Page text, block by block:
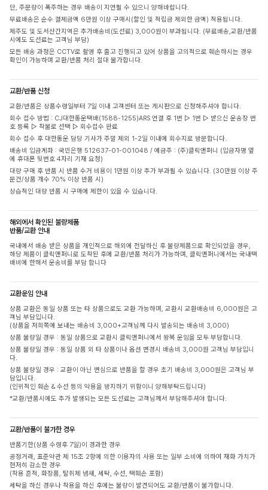
단, 주문량이 폭주하는 경우 배송이 지연될 수 있으니 양해바랍니다.
무료배송은 순수 결제금액 6만원 이상 구매시(할인 및 적립금 제외한 금액) 적용됩니다.
제주도 및 도서산간지역은 추가배송비(도선료) 3,000원이 부과됩니다. (무료배송,교환/반품
시에도 도선료는 고객님 부담)
모든 배송 과정은 CCTV로 촬영 후 출고 진행되고 있어 상품을 고의적으로 훼손하시는 경우
확인이 가능하며 교환/반품 처리 절대 불가합니다.
교환/반품 신청
교환/반품은 상품수령일부터 7일 이내 고객센터 또는 게시판으로 신청해주셔야 합니다.
회수 접수 방법 : CJ대한통운택배(1588-1255)ARS 연결 후 1번 ▷ 1번 ▷ 받으신 운송장 번
호 등록 ▷ 착불로 선택 ▷ 회수접수 완료
회수 접수 후 대한통운 담당 기사가 주말 제외 1-2일 이내에 회수지로 방문합니다.
배송비 입금계좌 : 국민은행 512637-01-001048 / 예금주 : (주)클릭앤퍼니 (입금자명 옆
에 휴대폰 뒷번호 4자리 기재 요청)
대량 구매 후 반품 시 반품 수거 비용이 1만원 이상 추가 부과될 수 있습니다. (30만원 이상 주
문건/상품 개수 70% 이상 반품 시)
상습적인 대량 반품 시 구매에 제한이 있을 수 있습니다.
해외에서 확인된 불량제품
반품/교환 안내
국내에서 배송 받은 상품을 개인적으로 해외에 전달하신 후 불량제품으로 확인되었을 경우,
해당 제품이 클릭앤퍼니로 도착된 후에 교환/반품 처리가 가능하며, 클릭앤퍼니에서는 국내택
배비에 한해서 운송비를 부담 합니다
교환운임 안내
상품 교환은 동일 상품 또는 타 상품으로도 교환 가능하며, 교환시 교환배송비 6,000원은 고
객님 부담입니다.
(상품을 저희쪽에 보내는 배송비 3,000+고객님께 다시 발송되는 배송비 3,000)
상품 불량일 경우 : 동일 상품으로 교환시 클릭앤퍼니에서 왕복 운임을 모두 부담합니다.
상품 불량일 경우 : 동일 상품 외 타 상품이나 옵션 변경시 배송비 3,000원 고객님 부담입니
다.
상품 불량일 경우 : 교환이 아닌 변심으로 반품을 할 경우 초기 배송비 3,000원은 고객님 부
담입니다.
(인위적인 훼손 & 수선 등의 악용을 방지하기 위함이니 양해부탁드립니다)
*교환/반품시에도 추가 발생되는 모든 도선료는 고객님께서 부담해주셔야 합니다.
교환/반품이 불가한 경우
반품기한(상품 수령후 7일)이 경과한 경우
공정거래, 표준약관 제 15조 2항에 의한 이용자의 사용 또는 일부 소비에 의하여 재화 가치가
현저히 감소한 경우
(착용 흔적, 화장품, 탈취제 냄새, 세탁, 수선, 택훼손 포함)
세탁을 하신 경우나 착용을 하신 후에는 불량이 발견되어도 교환/반품이 불가합니다.